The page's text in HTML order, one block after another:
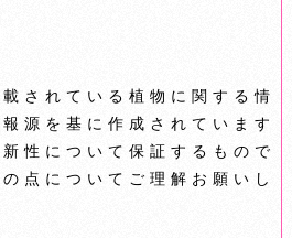
されている植物に関する情
源を基に作成されています
性について保証するもので
点についてご理解お願いし